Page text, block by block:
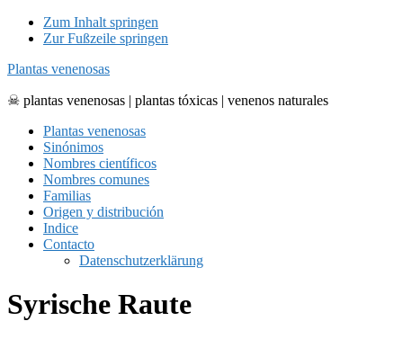
Zum Inhalt springen
Zur Fußzeile springen
Plantas venenosas
☠ plantas venenosas | plantas tóxicas | venenos naturales
Plantas venenosas
Sinónimos
Nombres científicos
Nombres comunes
Familias
Origen y distribución
Indice
Contacto
Datenschutzerklärung
Syrische Raute